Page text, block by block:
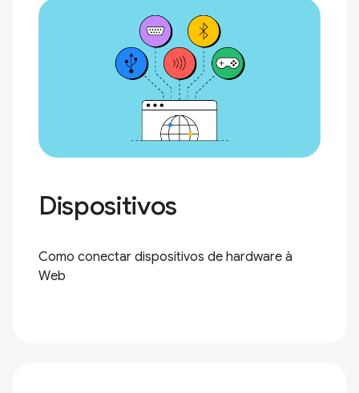
Dispositivos
Como conectar dispositivos de hardware à
Web